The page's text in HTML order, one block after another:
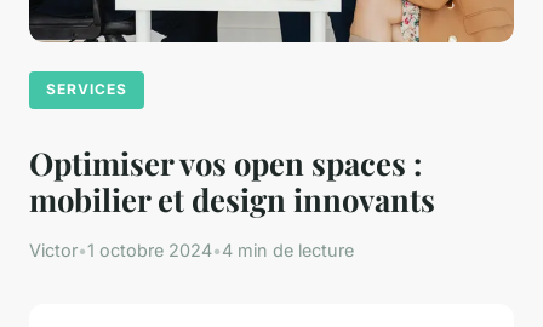
SERVICES
Optimiser vos open spaces :
mobilier et design innovants
Victor•1 octobre 2024•4 min de lecture